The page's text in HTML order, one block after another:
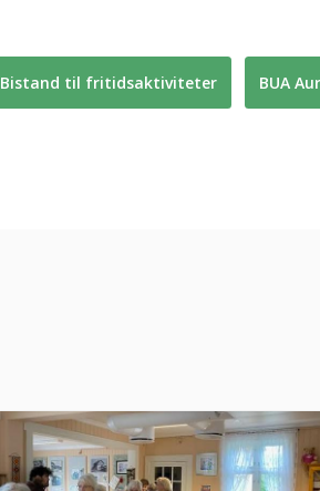
Bistand til fritidsaktiviteter BUA